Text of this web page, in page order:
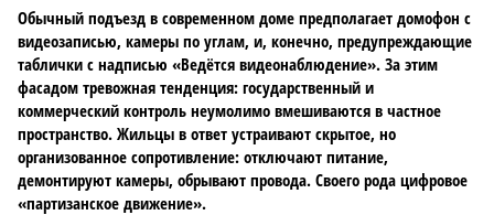
Обычный подъезд в современном доме предполагает домофон с
видеозаписью, камеры по углам, и, конечно, предупреждающие
таблички с надписью «Ведётся видеонаблюдение». За этим
фасадом тревожная тенденция: государственный и
коммерческий контроль неумолимо вмешиваются в частное
пространство. Жильцы в ответ устраивают скрытое, но
организованное сопротивление: отключают питание,
демонтируют камеры, обрывают провода. Своего рода цифровое
«партизанское движение».